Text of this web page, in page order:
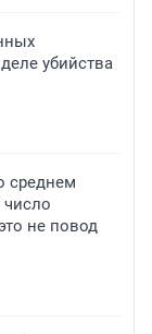
убийства
среднем
число
не повод